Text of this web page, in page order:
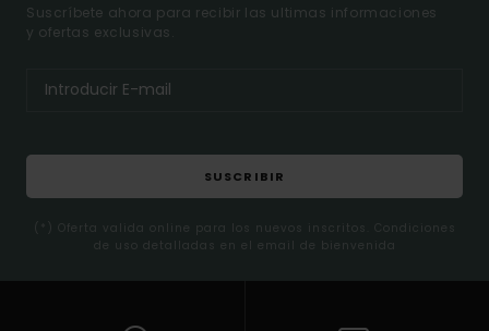
Suscríbete ahora para recibir las ultimas informaciones
y ofertas exclusivas.
SUSCRIBIR
(*) Oferta valida online para los nuevos inscritos. Condiciones
de uso detalladas en el email de bienvenida